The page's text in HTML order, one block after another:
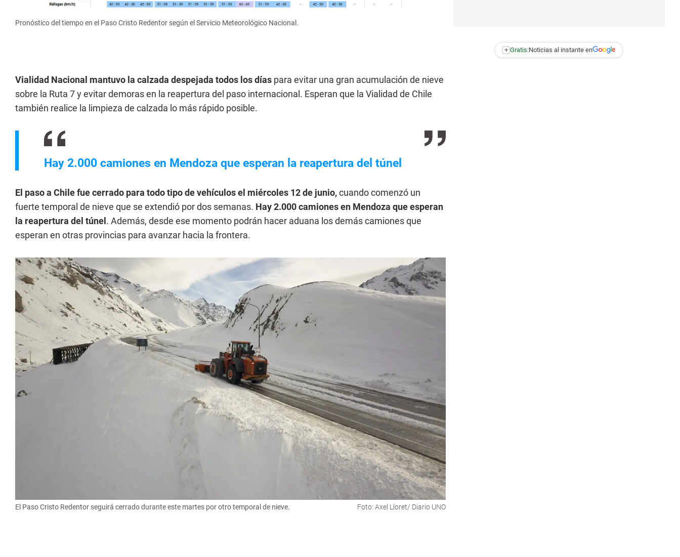
Pronóstico del tiempo en el Paso Cristo Redentor según el Servicio Meteorológico Nacional.
Vialidad Nacional mantuvo la calzada despejada todos los días para evitar una gran acumulación de nieve
sobre la Ruta 7 y evitar demoras en la reapertura del paso internacional. Esperan que la Vialidad de Chile
también realice la limpieza de calzada lo más rápido posible.
Hay 2.000 camiones en Mendoza que esperan la reapertura del túnel
El paso a Chile fue cerrado para todo tipo de vehículos el miércoles 12 de junio,cuando comenzó un
fuerte temporal de nieve que se extendió por dos semanas. Hay 2.000 camiones en Mendoza que esperan
la reapertura del túnel . Además, desde ese momento podrán hacer aduana los demás camiones que
esperan en otras provincias para avanzar hacia la frontera.
El Paso Cristo Redentor seguirá cerrado durante este martes por otro temporal de nieve. Foto: Axel Lloret/ Diario UNO
+ Gratis:Noticias al instante en